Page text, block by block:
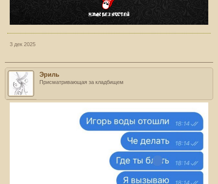
3 дек 2025
Эриль
Присматривающая за кладбищем